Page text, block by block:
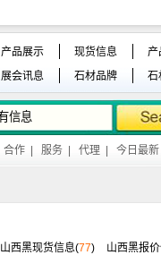
产品展示 现货信息
产
展会讯息 石材品牌 石
合作 服务 代理 今日最新
山西黑现货信息(77) 山西黑报